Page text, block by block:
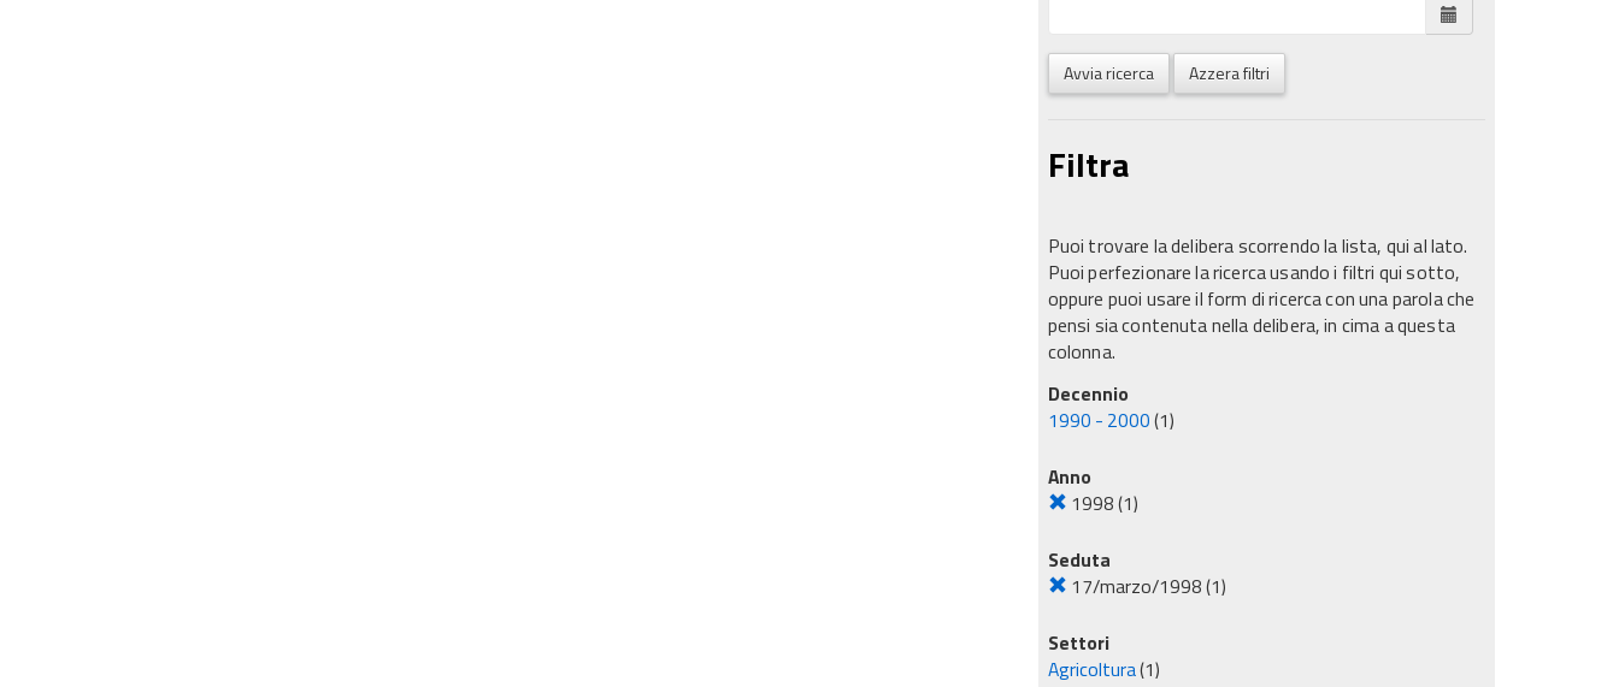
Avvia ricerca Azzera filtri
Filtra
Puoi trovare la delibera scorrendo la lista, qui al lato.
Puoi perfezionare la ricerca usando i filtri qui sotto,
oppure puoi usare il form di ricerca con una parola che
pensi sia contenuta nella delibera, in cima a questa
colonna.
Decennio
1990 - 2000(1)
Anno
1998(1)
Seduta
17/marzo/1998(1)
Settori
Agricoltura(1)